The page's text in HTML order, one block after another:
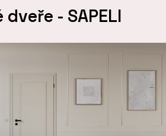
- SAPELI